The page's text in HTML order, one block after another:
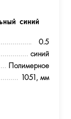
синий
0.5
синий
Полимерное
1051, мм